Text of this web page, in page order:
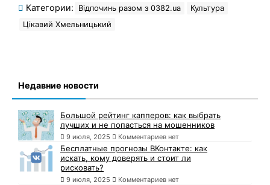
Категории: Відпочинь разом з 0382.ua
Культура
Цікавий Хмельницький
Недавние новости
Большой рейтинг капперов: как выбрать
лучших и не попасться на мошенников
9 июля, 2025 Комментариев нет
Бесплатные прогнозы ВКонтакте: как
искать, кому доверять и стоит ли
рисковать?
9 июля, 2025 Комментариев нет